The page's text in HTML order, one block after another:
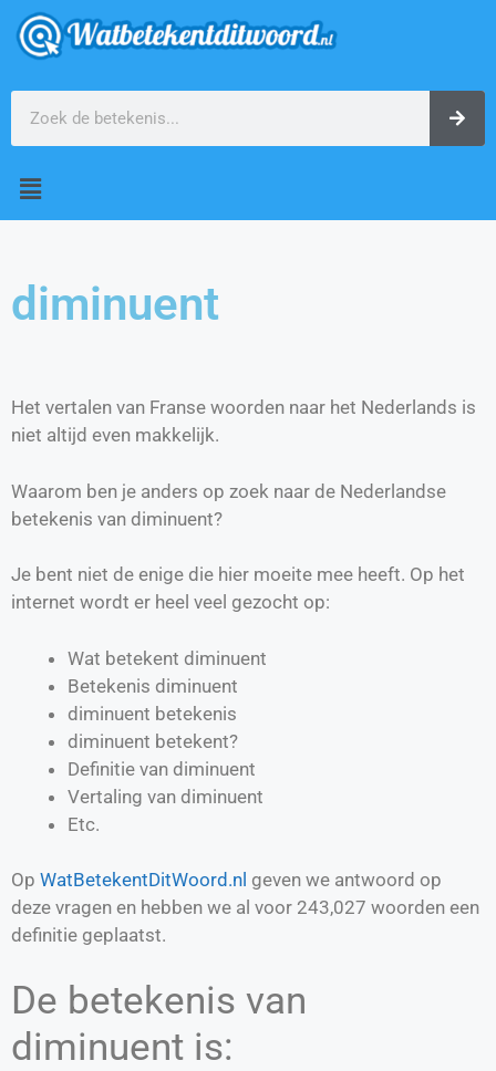
diminuent
Het vertalen van Franse woorden naar het Nederlands is
niet altijd even makkelijk.
Waarom ben je anders op zoek naar de Nederlandse
betekenis van diminuent?
Je bent niet de enige die hier moeite mee heeft. Op het
internet wordt er heel veel gezocht op:
Wat betekent diminuent
Betekenis diminuent
diminuent betekenis
diminuent betekent?
Definitie van diminuent
Vertaling van diminuent
Etc.
Op WatBetekentDitWoord.nl geven we antwoord op
deze vragen en hebben we al voor 243,027 woorden een
definitie geplaatst.
De betekenis van
diminuent is: